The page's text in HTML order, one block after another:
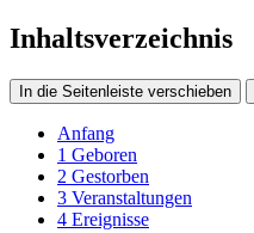
Inhaltsverzeichnis
In die Seitenleiste verschieben
Anfang
1 Geboren
2 Gestorben
3 Veranstaltungen
4 Ereignisse